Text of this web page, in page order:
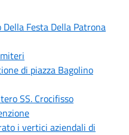
Festa Della Patrona
di piazza Bagolino
SS. Crocifisso
i vertici aziendali di